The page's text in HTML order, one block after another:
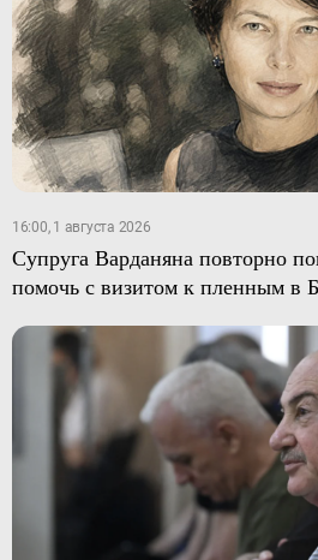
16:00, 1 августа 2026
Супруга Варданяна повторно
помочь с визитом к пленным в